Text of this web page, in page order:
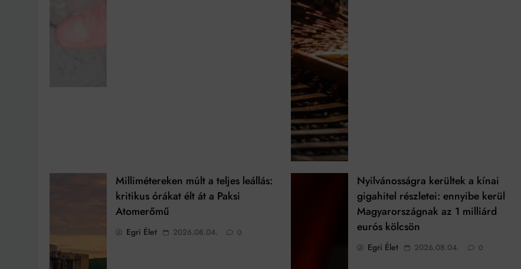
Millimétereken múlt a teljes leállás:
kritikus órákat élt át a Paksi
Atomerőmű
Egri Élet 2026.08.04. 0
Nyilvánosságra kerültek a kínai
gigahitel részletei: ennyibe kerül
Magyarországnak az 1 milliárd
eurós kölcsön
Egri Élet 2026.08.04. 0